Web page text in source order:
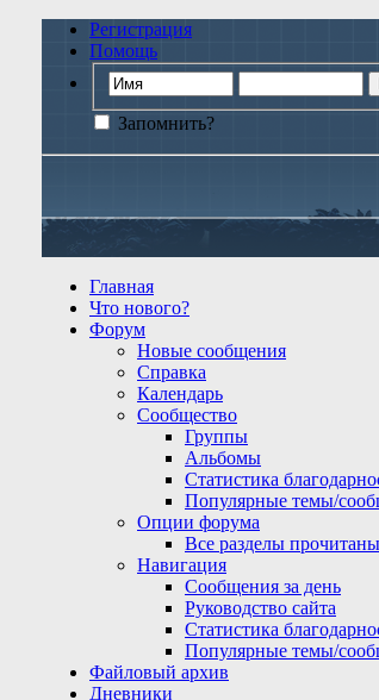
Регистрация
Помощь
Запомнить?
Главная
Что нового?
Форум
Новые сообщения
Справка
Календарь
Сообщество
Группы
Альбомы
Статистика
Популярные темы/
Опции форума
Все разделы прочитаны
Навигация
Сообщения за день
Руководство сайта
Статистика
Популярные темы/
Файловый архив
Дневники